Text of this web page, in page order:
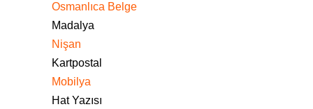
Osmanlıca Belge
Madalya
Nişan
Kartpostal
Mobilya
Hat Yazısı